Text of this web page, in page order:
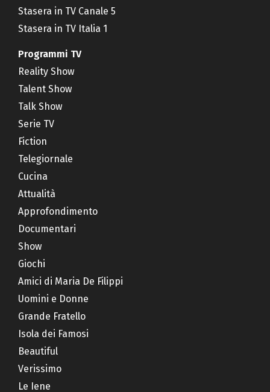
Stasera in TV Canale 5
Stasera in TV Italia 1
Programmi TV
Reality Show
Talent Show
Talk Show
Serie TV
Fiction
Telegiornale
Cucina
Attualità
Approfondimento
Documentari
Show
Giochi
Amici di Maria De Filippi
Uomini e Donne
Grande Fratello
Isola dei Famosi
Beautiful
Verissimo
Le Iene